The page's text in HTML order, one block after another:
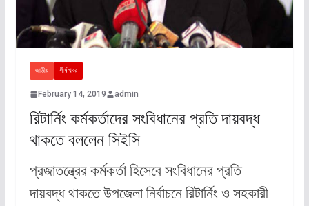
জাতীয় শীর্ষ খবর
February 14, 2019 admin
রিটার্নিং কর্মকর্তাদের সংবিধানের প্রতি দায়বদ্ধ
থাকতে বললেন সিইসি
প্রজাতন্ত্রের কর্মকর্তা হিসেবে সংবিধানের প্রতি
দায়বদ্ধ থাকতে উপজেলা নির্বাচনে রিটার্নিং ও সহকারী